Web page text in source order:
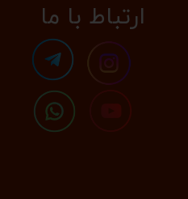
​​​ارتباط با ما